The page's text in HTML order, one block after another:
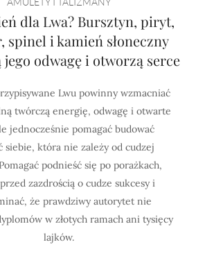
dla Lwa? Bursztyn, piryt,
spinel i kamień słoneczny
odwagę i otworzą serce
Lwu powinny wzmacniać
twórczą energię, odwagę i otwarte
jednocześnie pomagać budować
siebie, która nie zależy od cudzej
podnieść się po porażkach,
zazdrością o cudze sukcesy i
że prawdziwy autorytet nie
w złotych ramach ani tysięcy
lajków.